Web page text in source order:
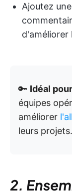
Ajoutez
d'améliorer
🔑 Idéal
équipes
améliorer
leurs projets.
2.